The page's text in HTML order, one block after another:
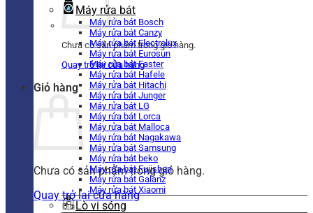
Chưa có sản phẩm trong giỏ hàng.
Quay trở lại cửa hàng
Giỏ hàng
Chưa có sản phẩm trong giỏ hàng.
Quay trở lại cửa hàng
Máy rửa bát
Máy rửa bát Bosch
Máy rửa bát Canzy
Máy rửa bát Electrolux
Máy rửa bát Eurosun
Máy rửa bát Faster
Máy rửa bát Hafele
Máy rửa bát Hitachi
Máy rửa bát Junger
Máy rửa bát LG
Máy rửa bát Lorca
Máy rửa bát Malloca
Máy rửa bát Nagakawa
Máy rửa bát Samsung
Máy rửa bát beko
Máy rửa bát Fujishan
Máy rửa bát Galanz
Máy rửa bát Xiaomi
Lò vi sóng